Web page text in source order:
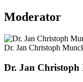
Moderator
Dr. Jan Christoph
Dr. Jan Christoph